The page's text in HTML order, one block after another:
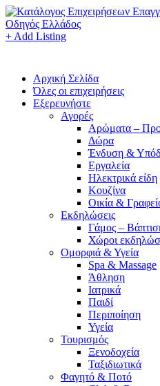
+ Add Listing
Αρχική Σελίδα
Όλες οι επιχειρήσεις
Εξερευνήστε
Αγορές
Αρώματα –
Δώρα
Ένδυση &
Εργαλεία
Ηλεκτρικά είδη
Κουζίνα
Οικία &
Εκδηλώσεις
Γάμος –
Χώροι
Ομορφιά & Υγεία
Spa & Massage
Άθληση
Ιατρικά
Παιδί
Περιποίηση
Υγεία
Τουρισμός
Ξενοδοχεία
Ταξιδιωτικά
Φαγητό & Ποτό